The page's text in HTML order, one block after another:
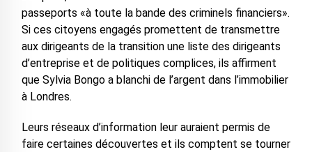
passeports «à toute la bande des criminels financiers».
Si ces citoyens engagés promettent de transmettre
aux dirigeants de la transition une liste des dirigeants
d’entreprise et de politiques complices, ils affirment
que Sylvia Bongo a blanchi de l’argent dans l’immobilier
à Londres.
Leurs réseaux d’information leur auraient permis de
faire certaines découvertes et ils comptent se tourner